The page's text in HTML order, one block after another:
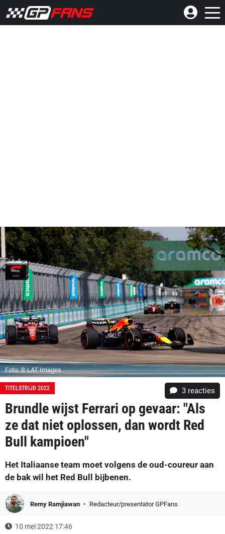
Foto: © LAT Images
TITELSTRIJD 2022 3 reacties
Brundle wijst Ferrari op gevaar: "Als
ze dat niet oplossen, dan wordt Red
Bull kampioen"
Het Italiaanse team moet volgens de oud-coureur aan
de bak wil het Red Bull bijbenen.
Remy Ramjiawan Redacteur/presentator GPFans
10 mei 2022 17:46